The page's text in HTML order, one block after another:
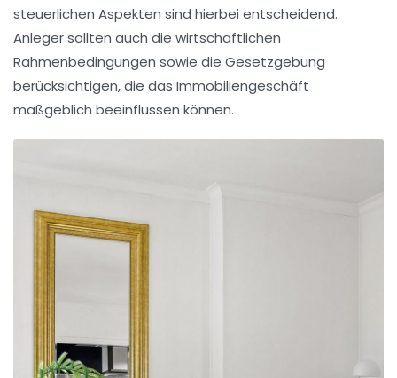
steuerlichen Aspekten sind hierbei entscheidend.
Anleger sollten auch die wirtschaftlichen
Rahmenbedingungen sowie die Gesetzgebung
berücksichtigen, die das Immobiliengeschäft
maßgeblich beeinflussen können.